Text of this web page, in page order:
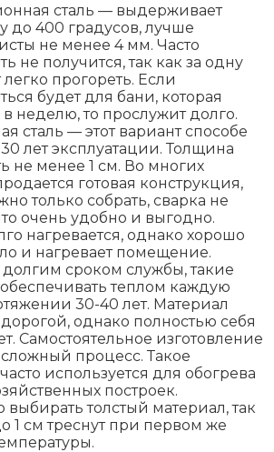
сталь — выдерживает
до 400 градусов, лучше
не менее 4 мм. Часто
не получится, так как за одну
прогореть. Если
будет для бани, которая
в неделю, то прослужит долго.
сталь — этот вариант способе
лет эксплуатации. Толщина
не менее 1 см. Во многих
готовая конструкция,
только собрать, сварка не
очень удобно и выгодно.
нагревается, однако хорошо
и нагревает помещение.
долгим сроком службы, такие
теплом каждую
30-40 лет. Материал
дорогой, однако полностью себя
Самостоятельное изготовление
сложный процесс. Такое
используется для обогрева
построек.
выбирать толстый материал, так
1 см треснут при первом же